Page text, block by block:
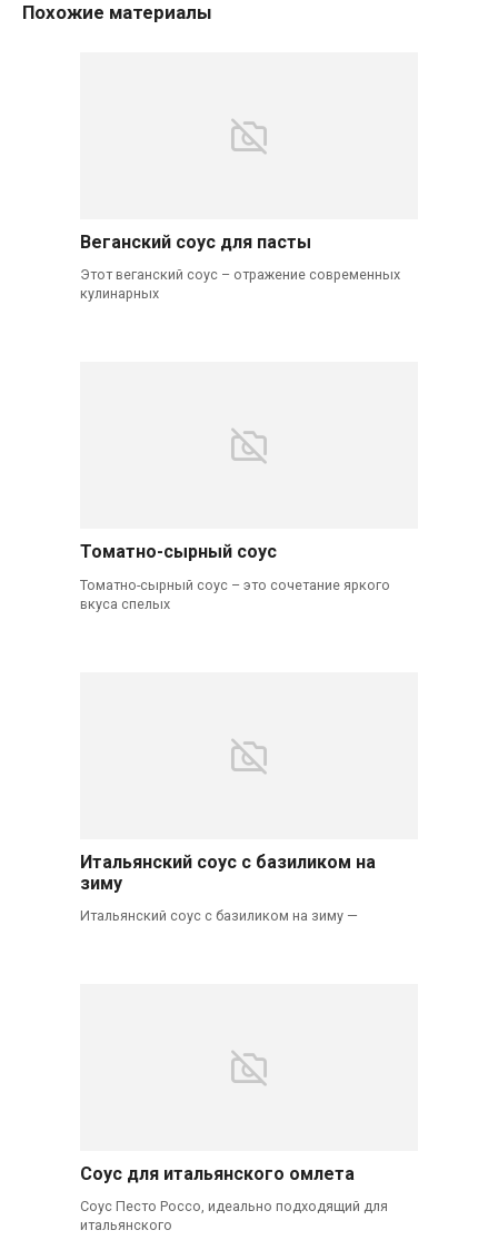
Похожие материалы
Веганский соус для пасты
Этот веганский соус – отражение современных
кулинарных
Томатно-сырный соус
Томатно-сырный соус – это сочетание яркого
вкуса спелых
Итальянский соус с базиликом на
зиму
Итальянский соус с базиликом на зиму —
Соус для итальянского омлета
Соус Песто Россо, идеально подходящий для
итальянского